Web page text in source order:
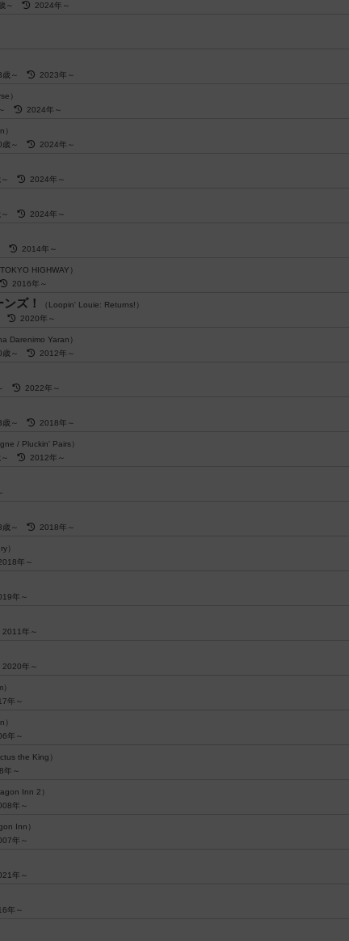
～ 2024年～
歳～ 2023年～
）
2024年～
）
歳～ 2024年～
～ 2024年～
～ 2024年～
2014年～
TOKYO HIGHWAY）
2016年～
ズ！
（Loopin' Louie: Returns!）
2020年～
Darenimo Yaran）
歳～ 2012年～
2022年～
歳～ 2018年～
/ Pluckin' Pairs）
～ 2012年～
歳～ 2018年～
）
年～
年～
2011年～
2020年～
年～
）
年～
the King）
年～
Inn 2）
年～
Inn）
年～
年～
年～